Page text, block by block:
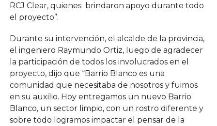
RCJ Clear, quienes brindaron apoyo durante todo
el proyecto”.
Durante su intervención, el alcalde de la provincia,
el ingeniero Raymundo Ortiz, luego de agradecer
la participación de todos los involucrados en el
proyecto, dijo que “Barrio Blanco es una
comunidad que necesitaba de nosotros y fuimos
en su auxilio. Hoy entregamos un nuevo Barrio
Blanco, un sector limpio, con un rostro diferente y
sobre todo logramos impactar el pensar de la